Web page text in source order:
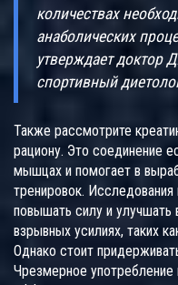
количествах
анаболических
утверждает доктор
спортивный
Также рассмотрите
рациону. Это соединение
мышцах и помогает в
тренировок.
повышать силу и улучшать
взрывных усилиях, таких
Однако стоит
Чрезмерное